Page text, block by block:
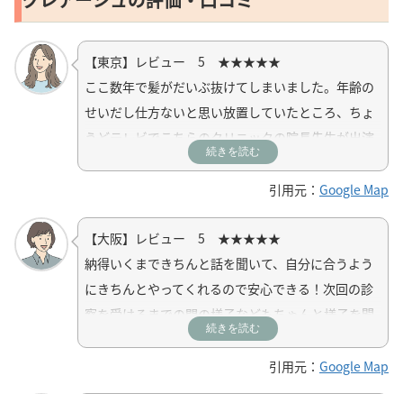
【東京】レビュー 5 ★★★★★
ここ数年で髪がだいぶ抜けてしまいました。年齢の
せいだし仕方ないと思い放置していたところ、ちょ
うどテレビでこちらのクリニックの院長先生が出演
されているのを観て、加齢による薄毛もちゃんと治
療をすれば改善していけるんだと分かりました。す
ぐにカウンセリングの予約をして、そこでも色々詳
しく教えて頂けて治療のイメージもできました。理
想の毛量になるように通院します。
続きを読む
引用元： Google Map
【大阪】レビュー 5 ★★★★★
納得いくまできちんと話を聞いて、自分に合うよう
にきちんとやってくれるので安心できる！次回の診
察を受けるまでの間の様子などもちゃんと様子を聞
続きを読む
引用元： Google Map